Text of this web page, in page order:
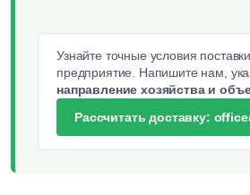
Узнайте точные условия
предприятие. Напишите нам,
направление хозяйства и
Рассчитать доставку: